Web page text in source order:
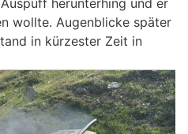
herunterhing und er
wollte. Augenblicke später
in kürzester Zeit in